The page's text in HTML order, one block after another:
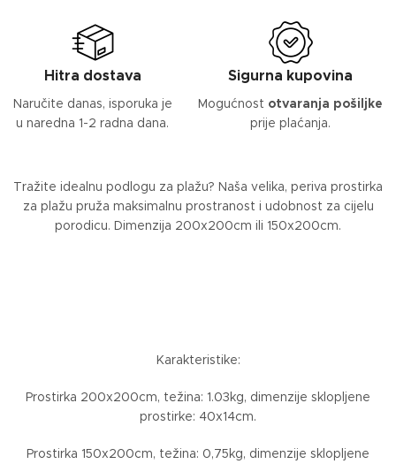
Hitra dostava
Naručite danas, isporuka je
u naredna 1-2 radna dana.
Sigurna kupovina
Mogućnost otvaranja pošiljke
prije plaćanja.
Tražite idealnu podlogu za plažu? Naša velika, periva prostirka
za plažu pruža maksimalnu prostranost i udobnost za cijelu
porodicu. Dimenzija 200x200cm ili 150x200cm.
Karakteristike:
Prostirka 200x200cm, težina: 1.03kg, dimenzije sklopljene
prostirke: 40x14cm.
Prostirka 150x200cm, težina: 0,75kg, dimenzije sklopljene